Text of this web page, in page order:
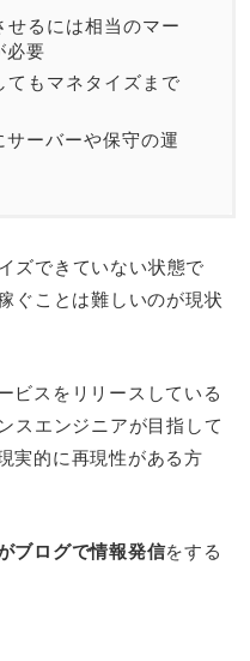
るには相当のマー
必要
てもマネタイズまで
サーバーや保守の運
ズできていない状態で
ぐことは難しいのが現状
ビスをリリースしている
スエンジニアが目指して
実的に再現性がある方
ブログで情報発信をする